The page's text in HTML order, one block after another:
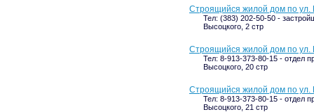
Строящийся жилой дом по ул.
Тел: (383) 202-50-50 -
Высоцкого, 2 стр
Строящийся жилой дом по ул.
Тел: 8-913-373-80-15 - отдел
Высоцкого, 20 стр
Строящийся жилой дом по ул.
Тел: 8-913-373-80-15 - отдел
Высоцкого, 21 стр